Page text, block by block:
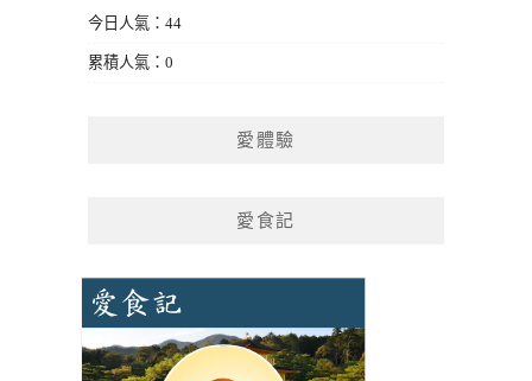
今日人氣：44
累積人氣：0
愛體驗
愛食記